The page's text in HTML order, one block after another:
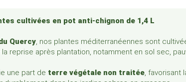
cultivées en pot anti-chignon de 1,4 L
Quercy, nos plantes méditerranéennes sont
reprise après plantation, notamment en sol sec,
une part de terre végétale non traitée, favorisant